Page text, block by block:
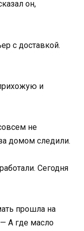
он,
с доставкой.
и
не
домом следили.
Сегодня
прошла на
А где масло